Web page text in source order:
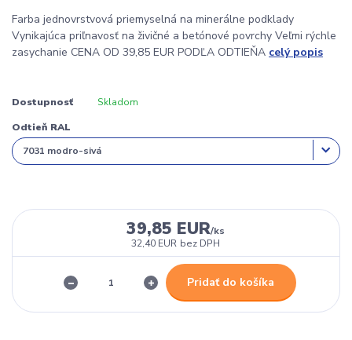
Farba jednovrstvová priemyselná na minerálne podklady
Vynikajúca priľnavosť na živičné a betónové povrchy Veľmi rýchle
zasychanie CENA OD 39,85 EUR PODĽA ODTIEŇA celý popis
Dostupnosť Skladom
Odtieň RAL
39,85 EUR/ks
32,40 EUR bez DPH
Pridať do košíka